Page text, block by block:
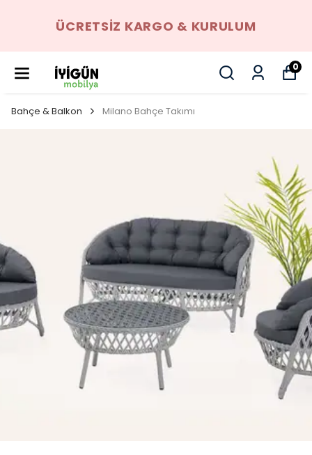
ÜCRETSIZ KARGO & KURULUM
0
Bahçe & Balkon Milano Bahçe Takımı